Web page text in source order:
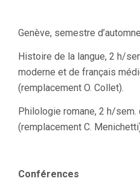
Genève, semestre
Histoire de la langue, 2 h/
moderne et de français
(remplacement O. Collet).
Philologie romane, 2 h/sem.
(remplacement C.
Conférences